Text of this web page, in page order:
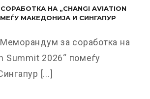
НА „CHANGI AVIATION
МАКЕДОНИЈА И СИНГАПУР
за соработка на
Summit 2026“ помеѓу
[...]